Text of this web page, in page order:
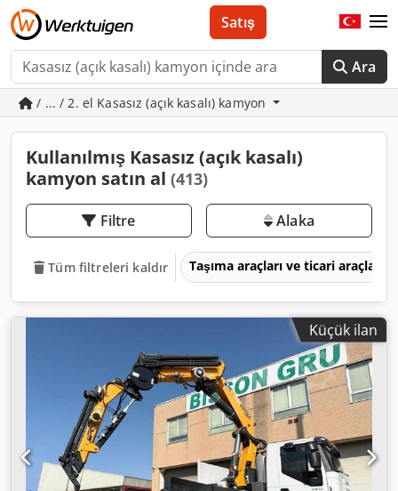
Ara
Satış
/ ... / 2. el Kasasız (açık kasalı) kamyon
Kullanılmış Kasasız (açık kasalı)
kamyon satın al (413)
Filtre Alaka
Tüm filtreleri kaldır Taşıma araçları ve ticari araçlar
Küçük ilan